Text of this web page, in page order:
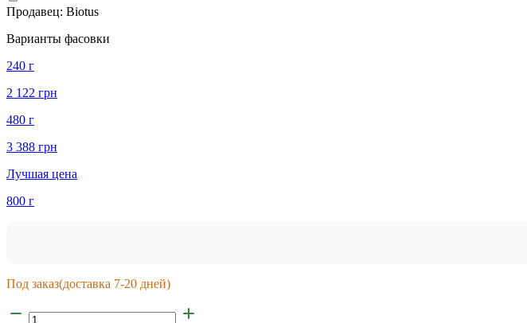
Продавец: Biotus
Варианты фасовки
240 г
2 122 грн
480 г
3 388 грн
Лучшая цена
800 г
Под заказ(доставка 7-20 дней)